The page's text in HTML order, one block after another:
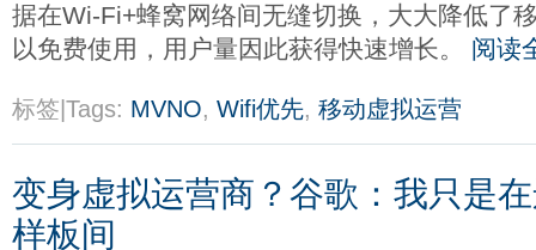
据在Wi-Fi+蜂窝网络间无缝切换，大大降低了
以免费使用，用户量因此获得快速增长。 阅读
标签|Tags: MVNO, Wifi优先, 移动虚拟运营
变身虚拟运营商？谷歌：我只是
样板间